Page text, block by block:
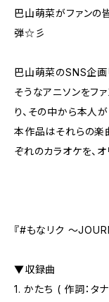
巴山萌菜がファンの
弾☆彡
巴山萌菜のSNS企画
そうなアニソンをフ
り、その中から本人
本作品はそれらの
ぞれのカラオケを、
『#もなリク ～
▼収録曲
1. かたち ( 作詞：タ